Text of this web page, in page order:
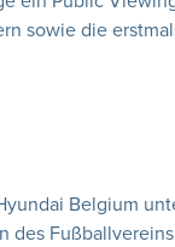
sowie die
Belgium
des